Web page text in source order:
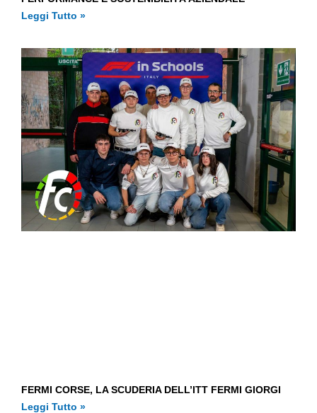
Leggi Tutto »
FERMI CORSE, LA SCUDERIA DELL’ITT FERMI GIORGI
Leggi Tutto »